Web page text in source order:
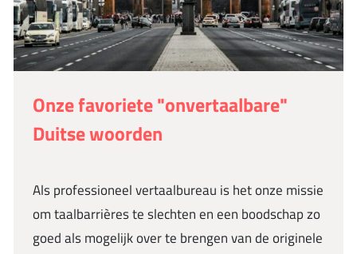
Onze favoriete "onvertaalbare"
Duitse woorden
Als professioneel vertaalbureau is het onze missie
om taalbarrières te slechten en een boodschap zo
goed als mogelijk over te brengen van de originele